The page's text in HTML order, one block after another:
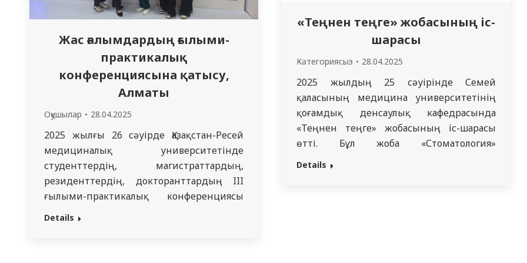
«Теңнен теңге» жобасының іс-
шарасы
Категориясыз 28.04.2025
2025 жылдың 25 сәуірінде Семей
қаласының медицина университетінің
қоғамдық денсаулық кафедрасында
«Теңнен теңге» жобасының іс-шарасы
өтті. Бұл жоба «Стоматология»
мамандығының 2 курс 202 топ
Details
Жас ғалымдардың ғылыми-
практикалық
конференциясына қатысу,
Алматы
Оқушылар 28.04.2025
2025 жылғы 26 сәуірде Қазақстан-Ресей
медициналық университетінде
студенттердің, магистраттардың,
резиденттердің, докторанттардың III
ғылыми-практикалық конференциясы
өтті. Конференция жұмысына Семей
Details